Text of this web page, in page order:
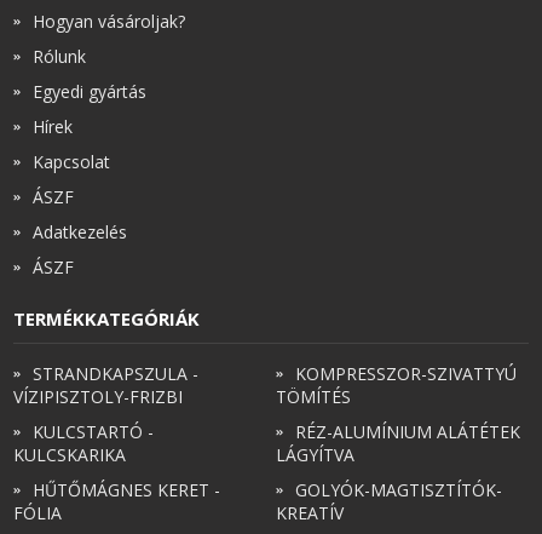
Hogyan vásároljak?
Rólunk
Egyedi gyártás
Hírek
Kapcsolat
ÁSZF
Adatkezelés
ÁSZF
TERMÉKKATEGÓRIÁK
STRANDKAPSZULA -
VÍZIPISZTOLY-FRIZBI
KULCSTARTÓ -
KULCSKARIKA
HŰTŐMÁGNES KERET -
FÓLIA
KOMPRESSZOR-SZIVATTYÚ
TÖMÍTÉS
RÉZ-ALUMÍNIUM ALÁTÉTEK
LÁGYÍTVA
GOLYÓK-MAGTISZTÍTÓK-
KREATÍV